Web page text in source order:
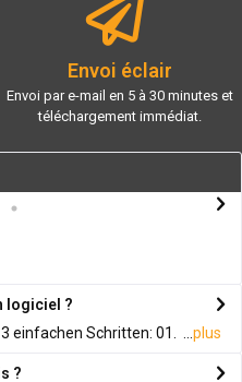
Envoi éclair
Envoi par e-mail en 5 à 30 minutes et
téléchargement immédiat.
logiciel ?
einfachen Schritten: 01. ... plus
?